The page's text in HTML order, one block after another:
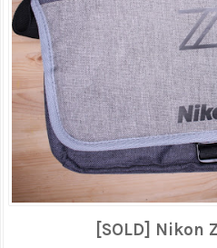
[SOLD] Nikon